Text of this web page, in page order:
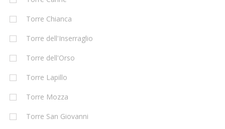
Torre Chianca
Torre dell'Inserraglio
Torre dell'Orso
Torre Lapillo
Torre Mozza
Torre San Giovanni